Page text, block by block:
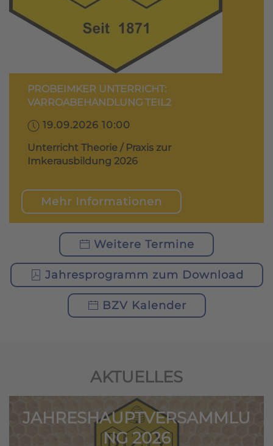
PROBEIMKER UNTERRICHT:
VARROABEHANDLUNG TEIL2
19.09.2026 10:00
Unterricht Theorie / Praxis zur
Imkerausbildung 2026
Mehr Informationen
Weitere Termine
Jahresprogramm zum Download
BZV Kalender
AKTUELLES
JAHRESHAUPTVERSAMMLU
NG 2026